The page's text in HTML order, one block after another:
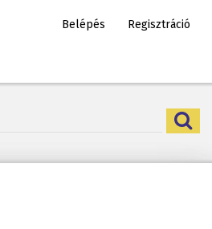
Belépés Regisztráció